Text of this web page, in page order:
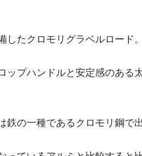
したクロモリグラベルロード。
ップハンドルと安定感のある
鉄の一種であるクロモリ鋼で